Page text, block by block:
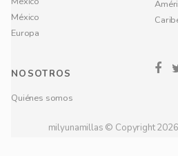
México
Europa
NOSOTROS
Quiénes somos
milyunamillas © Copyright